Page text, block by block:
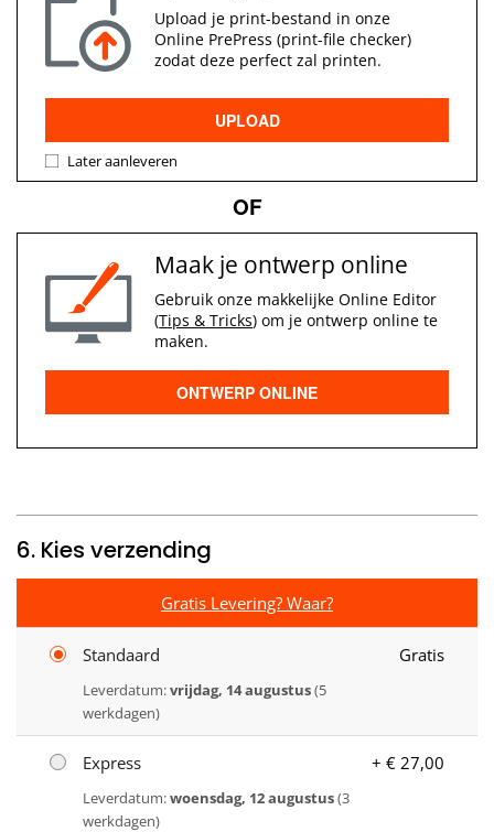
Upload je print-bestand in onze
Online PrePress (print-file checker)
zodat deze perfect zal printen.
UPLOAD
Later aanleveren
OF
Maak je ontwerp online
Gebruik onze makkelijke Online Editor
(Tips & Tricks) om je ontwerp online te
maken.
ONTWERP ONLINE
6. Kies verzending
Gratis Levering? Waar?
Standaard
Leverdatum:vrijdag, 14 augustus(5
werkdagen)
Gratis
Express
Leverdatum:woensdag, 12 augustus(3
werkdagen)
+ € 27,00